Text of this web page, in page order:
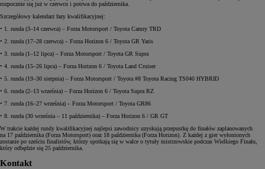
rozpocznie się już w czerwcu i potrwa do października.
Szczegółowy kalendarz fazy kwalifikacyjnej:
• 1. runda (3–14 czerwca) – Forza Motorsport / Toyota Camry TRD
• 2. runda (17–28 czerwca) – Forza Horizon 6 / Toyota GR Yaris
• 3. runda (1–12 lipca) – Forza Motorsport / Toyota GR Supra
• 4. runda (15–26 lipca) – Forza Horizon 6 / Toyota Land Cruiser
• 5. runda (19–30 sierpnia) – Forza Motorsport / Toyota #8 Toyota Racing TS040 HYBRID
• 6. runda (2–13 września) – Forza Horizon 6 / Toyota Supra RZ
• 7. runda (16–27 września) – Forza Motorsport / Toyota GR86
• 8. runda (30 września – 11 października) – Forza Horizon 6 / GR GT
W trakcie każdej rundy kwalifikacyjnej najlepsi zawodnicy uzyskują przepustkę do finałów zaplanowanych
na 17 października (Forza Motorsport) oraz 18 października (Forza Horizon). Z każdej z gier wyłonionych
zostanie po sześciu finalistów, którzy spotkają się w walce o tytuły mistrzowskie podczas Wielkiego Finału,
który odbędzie się 25 października.
Kontakt